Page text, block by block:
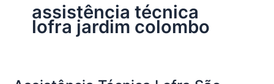
assistência técnica
lofra jardim colombo